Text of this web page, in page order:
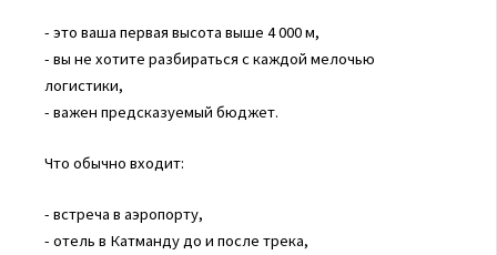
- это ваша первая высота выше 4 000 м,
- вы не хотите разбираться с каждой мелочью
логистики,
- важен предсказуемый бюджет.
Что обычно входит:
- встреча в аэропорту,
- отель в Катманду до и после трека,